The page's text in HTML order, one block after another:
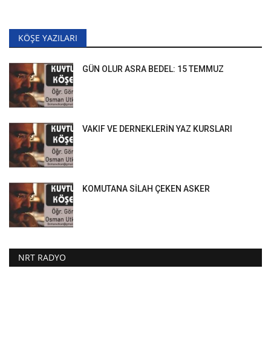
KÖŞE YAZILARI
GÜN OLUR ASRA BEDEL: 15 TEMMUZ
VAKIF VE DERNEKLERİN YAZ KURSLARI
KOMUTANA SİLAH ÇEKEN ASKER
NRT RADYO